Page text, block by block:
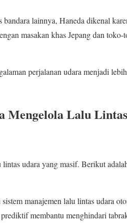
bandara lainnya, Haneda dikenal
masakan khas Jepang dan toko-
perjalanan udara menjadi lebih
Mengelola Lalu
udara yang masif. Berikut
manajemen lalu lintas udara
membantu menghindari